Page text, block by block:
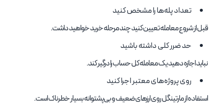
تعداد پله‌ها را مشخص کنید
قبل از شروع معامله تعیین کنید چند مرحله خرید خواهید داشت.
حد ضرر کلی داشته باشید
نباید اجازه دهید یک معامله کل حساب را درگیر کند.
روی پروژه‌های معتبر اجرا کنید
استفاده از مارتینگل روی ارزهای ضعیف و بی‌پشتوانه بسیار خطرناک است.